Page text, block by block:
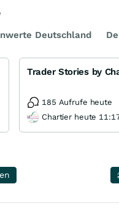
Deutschland
Trader Stories by
185 Aufrufe heute
Chartier heute